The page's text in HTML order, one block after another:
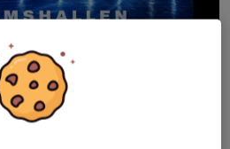
en omgång av säsongen!